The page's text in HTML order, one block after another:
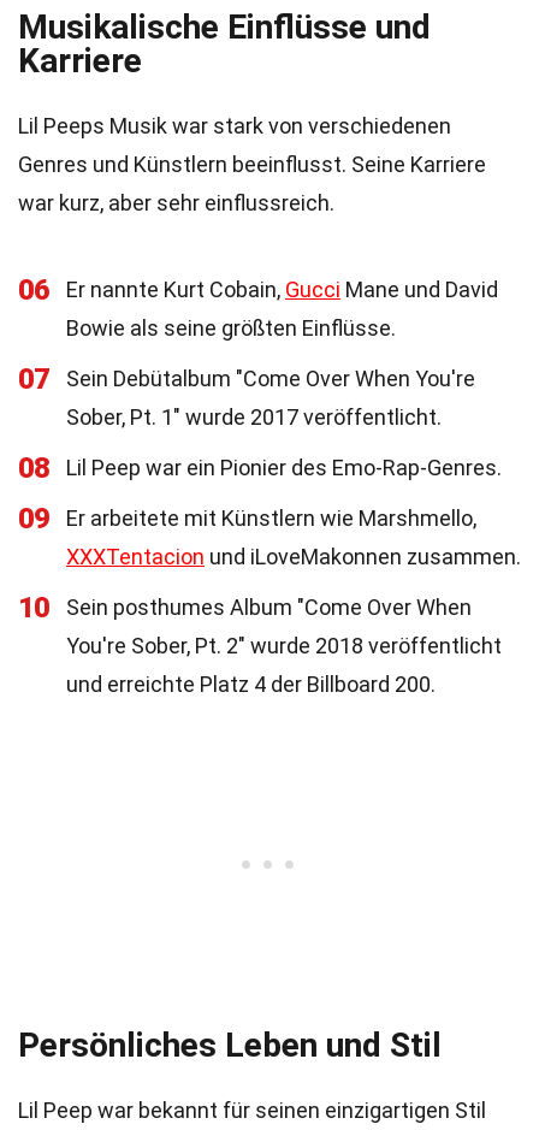
Musikalische Einflüsse und
Karriere
Lil Peeps Musik war stark von verschiedenen
Genres und Künstlern beeinflusst. Seine Karriere
war kurz, aber sehr einflussreich.
06 Er nannte Kurt Cobain, Gucci Mane und David
Bowie als seine größten Einflüsse.
07
Sein Debütalbum "Come Over When You're
Sober, Pt. 1" wurde 2017 veröffentlicht.
08 Lil Peep war ein Pionier des Emo-Rap-Genres.
09
Er arbeitete mit Künstlern wie Marshmello,
XXXTentacion und iLoveMakonnen zusammen.
10
Sein posthumes Album "Come Over When
You're Sober, Pt. 2" wurde 2018 veröffentlicht
und erreichte Platz 4 der Billboard 200.
Persönliches Leben und Stil
Lil Peep war bekannt für seinen einzigartigen Stil